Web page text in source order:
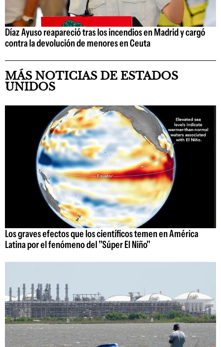
Díaz Ayuso reapareció tras los incendios en Madrid y cargó
contra la devolución de menores en Ceuta
MÁS NOTICIAS DE ESTADOS
UNIDOS
Los graves efectos que los científicos temen en América
Latina por el fenómeno del "Súper El Niño"